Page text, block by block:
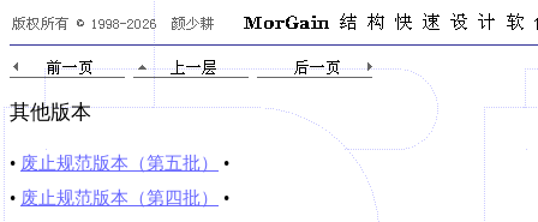
其他版本
• 废止规范版本（第五批）
•
• 废止规范版本（第四批）
•